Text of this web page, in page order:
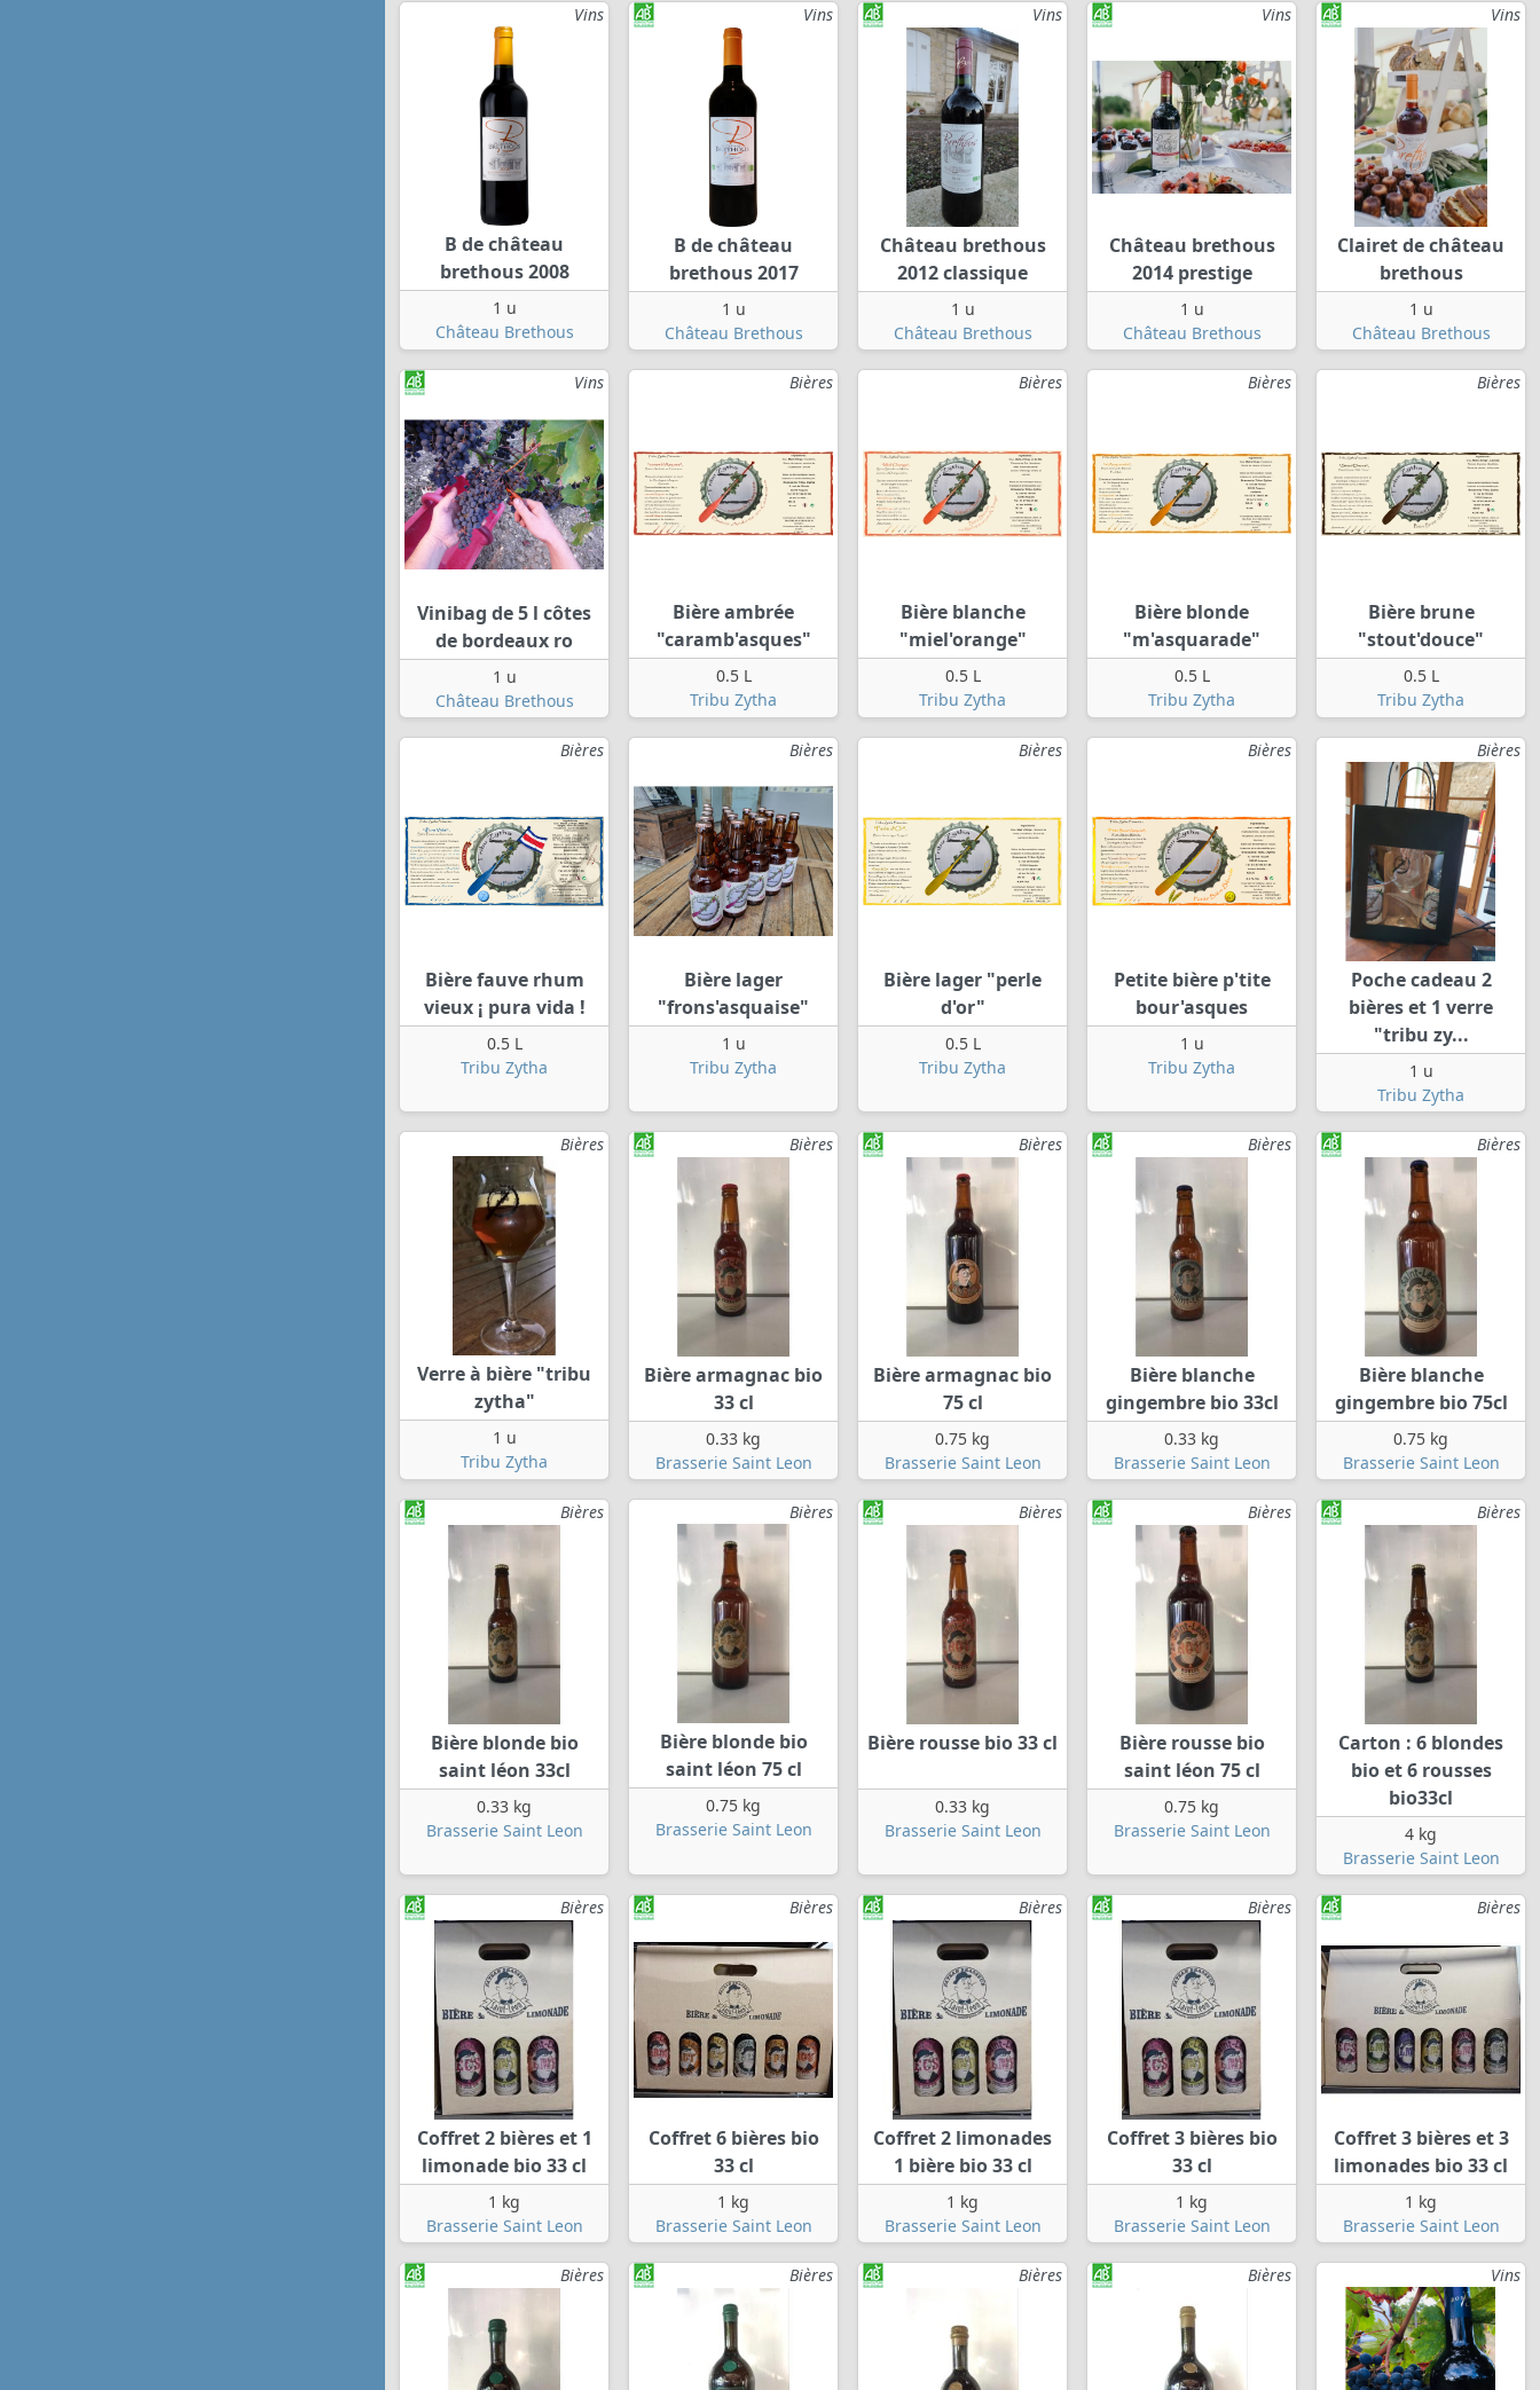
Vins
B de château
brethous 2008
1 u
Château Brethous
Vins
B de château
brethous 2017
1 u
Château Brethous
Vins
Château brethous
2012 classique
1 u
Château Brethous
Vins
Château brethous
2014 prestige
1 u
Château Brethous
Vins
Clairet de château
brethous
1 u
Château Brethous
Vins
Vinibag de 5 l côtes
de bordeaux ro
1 u
Château Brethous
Bières
Bière ambrée
"caramb'asques"
0.5 L
Tribu Zytha
Bières
Bière blanche
"miel'orange"
0.5 L
Tribu Zytha
Bières
Bière blonde
"m'asquarade"
0.5 L
Tribu Zytha
Bières
Bière brune
"stout'douce"
0.5 L
Tribu Zytha
Bières
Bière fauve rhum
vieux ¡ pura vida !
0.5 L
Tribu Zytha
Bières
Bière lager
"frons'asquaise"
1 u
Tribu Zytha
Bières
Bière lager "perle
d'or"
0.5 L
Tribu Zytha
Bières
Petite bière p'tite
bour'asques
1 u
Tribu Zytha
Bières
Poche cadeau 2
bières et 1 verre
"tribu zy...
1 u
Tribu Zytha
Bières
Verre à bière "tribu
zytha"
1 u
Tribu Zytha
Bières
Bière armagnac bio
33 cl
0.33 kg
Brasserie Saint Leon
Bières
Bière armagnac bio
75 cl
0.75 kg
Brasserie Saint Leon
Bières
Bière blanche
gingembre bio 33cl
0.33 kg
Brasserie Saint Leon
Bières
Bière blanche
gingembre bio 75cl
0.75 kg
Brasserie Saint Leon
Bières
Bière blonde bio
saint léon 33cl
0.33 kg
Brasserie Saint Leon
Bières
Bière blonde bio
saint léon 75 cl
0.75 kg
Brasserie Saint Leon
Bières
Bière rousse bio 33 cl
0.33 kg
Brasserie Saint Leon
Bières
Bière rousse bio
saint léon 75 cl
0.75 kg
Brasserie Saint Leon
Bières
Carton : 6 blondes
bio et 6 rousses
bio33cl
4 kg
Brasserie Saint Leon
Bières
Coffret 2 bières et 1
limonade bio 33 cl
1 kg
Brasserie Saint Leon
Bières
Coffret 6 bières bio
33 cl
1 kg
Brasserie Saint Leon
Bières
Coffret 2 limonades
1 bière bio 33 cl
1 kg
Brasserie Saint Leon
Bières
Coffret 3 bières bio
33 cl
1 kg
Brasserie Saint Leon
Bières
Coffret 3 bières et 3
limonades bio 33 cl
1 kg
Brasserie Saint Leon
Bières Bières Bières Bières Vins